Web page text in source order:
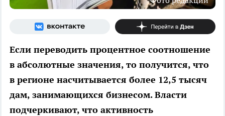
Если переводить процентное соотношение
в абсолютные значения, то получится, что
в регионе насчитывается более 12,5 тысяч
дам, занимающихся бизнесом. Власти
подчеркивают, что активность